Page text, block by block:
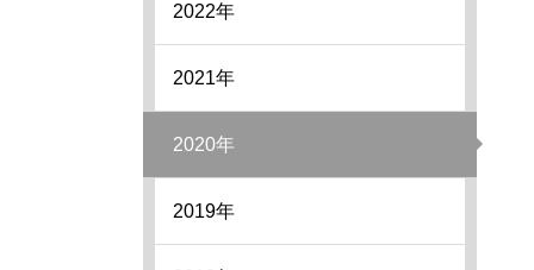
2022年
2021年
2020年
2019年